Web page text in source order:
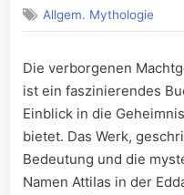
Allgem. Mythologie
Die verborgenen
ist ein faszinierendes
Einblick in die
bietet. Das Werk,
Bedeutung und die
Namen AttiIas in der